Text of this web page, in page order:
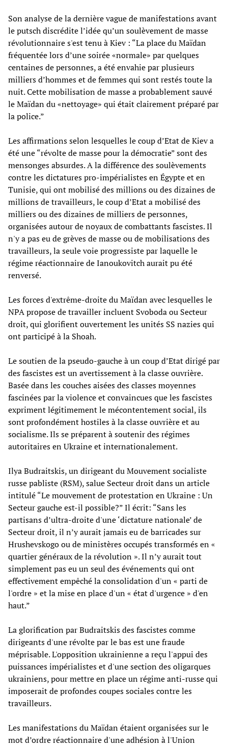
Son analyse de la dernière vague de manifestations avant
le putsch discrédite l’idée qu’un soulèvement de masse
révolutionnaire s'est tenu à Kiev : “La place du Maïdan
fréquentée lors d’une soirée «normale» par quelques
centaines de personnes, a été envahie par plusieurs
milliers d’hommes et de femmes qui sont restés toute la
nuit. Cette mobilisation de masse a probablement sauvé
le Maïdan du «nettoyage» qui était clairement préparé par
la police.”
Les affirmations selon lesquelles le coup d’Etat de Kiev a
été une “révolte de masse pour la démocratie” sont des
mensonges absurdes. A la différence des soulèvements
contre les dictatures pro-impérialistes en Égypte et en
Tunisie, qui ont mobilisé des millions ou des dizaines de
millions de travailleurs, le coup d’Etat a mobilisé des
milliers ou des dizaines de milliers de personnes,
organisées autour de noyaux de combattants fascistes. Il
n'y a pas eu de grèves de masse ou de mobilisations des
travailleurs, la seule voie progressiste par laquelle le
régime réactionnaire de Ianoukovitch aurait pu été
renversé.
Les forces d'extrême-droite du Maïdan avec lesquelles le
NPA propose de travailler incluent Svoboda ou Secteur
droit, qui glorifient ouvertement les unités SS nazies qui
ont participé à la Shoah.
Le soutien de la pseudo-gauche à un coup d’Etat dirigé par
des fascistes est un avertissement à la classe ouvrière.
Basée dans les couches aisées des classes moyennes
fascinées par la violence et convaincues que les fascistes
expriment légitimement le mécontentement social, ils
sont profondément hostiles à la classe ouvrière et au
socialisme. Ils se préparent à soutenir des régimes
autoritaires en Ukraine et internationalement.
Ilya Budraitskis, un dirigeant du Mouvement socialiste
russe pabliste (RSM), salue Secteur droit dans un article
intitulé “Le mouvement de protestation en Ukraine : Un
Secteur gauche est-il possible?” Il écrit: “Sans les
partisans d’ultra-droite d'une ‘dictature nationale’ de
Secteur droit, il n’y aurait jamais eu de barricades sur
Hrushevskogo ou de ministères occupés transformés en «
quartier généraux de la révolution ». Il n’y aurait tout
simplement pas eu un seul des événements qui ont
effectivement empêché la consolidation d'un « parti de
l'ordre » et la mise en place d'un « état d'urgence » d'en
haut.”
La glorification par Budraitskis des fascistes comme
dirigeants d'une révolte par le bas est une fraude
méprisable. L'opposition ukrainienne a reçu l'appui des
puissances impérialistes et d'une section des oligarques
ukrainiens, pour mettre en place un régime anti-russe qui
imposerait de profondes coupes sociales contre les
travailleurs.
Les manifestations du Maïdan étaient organisées sur le
mot d’ordre réactionnaire d'une adhésion à l'Union